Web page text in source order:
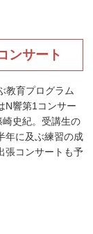
ンサート
教育プログラム
N響第1コンサー
崎史紀。受講生の
年に及ぶ練習の成
張コンサートも予